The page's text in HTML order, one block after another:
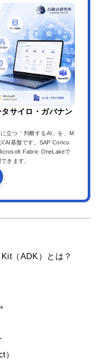
サイロ・ガバナン
立つ「判断するAI」を、M
AI基盤です。SAP Concu
Fabric OneLakeで
きます。
（ADK）とは？
）